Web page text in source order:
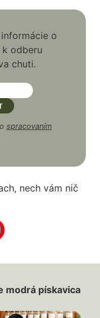
o
k odberu
chuti.
spracovaním
nech vám nič
modrá pískavica